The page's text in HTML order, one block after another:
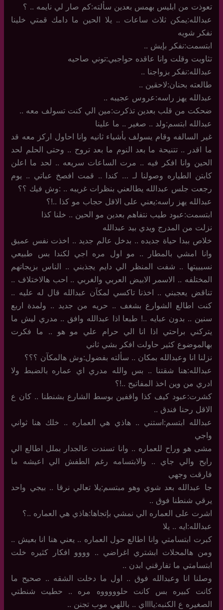
تعوذت من ابليس بهمس بعدين سألته:كم صار لي نايمه .. ؟
عبدالله:يمكن ثلاث ساعات .. يلا الحين ما دامك قمتي خلينا
نفكر شويه
ابتسمت:نفكر بإيش ..
تثاوبت وقلت وانا عاقده حواجبي:توني صاحيه
عبدالله:نفكر بزواجنا ..
طالعته بحنان:لاحقين ..
عبدالله يهز راسه:عروس عجيبه ..
ضحكت من قلب بعدين تذكرت:مين الي كنت تسولف معه ..
عبدالله ابتسم:ولد .. صغير .. ما علينا
غير السالفه وقام يسولف بأشياء ثانيه وانا احاول اركز معه قد
ما اقدر .. تتنيحة ما بعد النوم ما بعد تروح .. وحتى الحلم لحد
الحين وانا افكر فيه .. مرت الساعات سريعه .. لحد ما اعلن
كابتن الطياره وصولنا لـ … كندا .. قمت افصخ عباتي .. يوم
رجعت جلس عبدالله يطالعني بنظرات غريبه .. :وش فيك ؟؟
عبدالله يهز راسه:يعني على الاقل حجاب مو كذا ..!؟
ابتسمت:عبود طيب نتفاهم بعدين مو الحين .. خلنا كذا
نزلت من المدرج ويدي بيد عبدالله
خلاص ببدا حياة جديده .. بدخل عالم جديد .. اخذت نفس عميق
وانا امشي بالمطار .. مو اول مره اجي لكندا بس طبيعي
نسيييتها .. شفت المنظر الي دايم يجذبني .. الناس بزيجاتهم
المختلفه .. الاسمر الابيض العربي والغربي .. احب هالاختلاف ..
تناقض يعجبني .. اخذنا تاكسي لمكآن عبدالله قال له عليه ..
كنت اطالع الشوارع بشغف .. حريه من جديد .. ولمدة اربع
سنين .. بدون عبايه ..! طبعا اذا عبدالله وافق .. مدري ليش ما
يتركني براحتي اذا انا الي حرام علي مو هو .. ما فكرت
بهالموضوع كثير حاولت افكر بشي ثاني
نزلنا انا وعبدالله بمكان .. سألته بفضول:وش هالمكآن ؟؟؟
عبدالله:هنا شقتنا .. بس والله مدري اي عماره بالضبط ولا
ادري من وين اخذ المفاتيح ..!؟
كشرت:عبود كيف كذا واقفين بوسط الشارع بشنطنا .. كان ع
الاقل رحنا فندق ..
عبدالله ابتسم:استني .. هاذي هي العماره .. خلك هنا ثواني
واجي
مشى هو وراح للعماره .. وانا تسندت عالجدار بملل اطالع الي
رايح والي جاي .. والابتسامه رغم الطفش الي اعيشه ما
فارقت وجهي
جا عبدالله بعد شوي وهو مبتسم:يلا تعالي نرقا .. بيجي واحد
يرقي شنطنا فوق ..
اشرت على العماره الي نمشي بإتجاها:هاذي هي العماره ..؟
عبدالله:ايه .. يلا
كبرت ابتسامتي وانا اطالع حول العماره .. يعني هنا انا بعيش ..
ومن هالمحلات ابشتري اغراضي .. وووو افكار كثيره خلت
ابتسامتي ما تفارقني ابدن ..
وصلنا انا وعبدالله فوق .. اول ما دخلت الشقه .. صحيح ما
كانت كبيره بس كانت حلوووووه مره .. حطيت شنطتي
الصغيره ع الكنبه:يااااي .. باللهي موب تجنن ..